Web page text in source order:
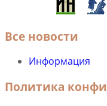
Все новости
Информация
Политика